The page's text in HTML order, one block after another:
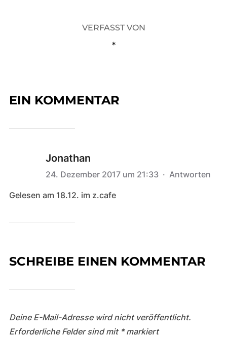
VERFASST VON
*
EIN KOMMENTAR
Jonathan
24. Dezember 2017 um 21:33 · Antworten
Gelesen am 18.12. im z.cafe
SCHREIBE EINEN KOMMENTAR
Deine E-Mail-Adresse wird nicht veröffentlicht.
Erforderliche Felder sind mit *markiert